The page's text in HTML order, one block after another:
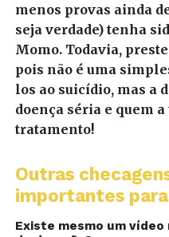
menos provas ainda
seja verdade) tenha
Momo. Todavia,
pois não é uma
los ao suicídio, mas a
doença séria e quem
tratamento!
Outras
importantes
Existe mesmo um vídeo